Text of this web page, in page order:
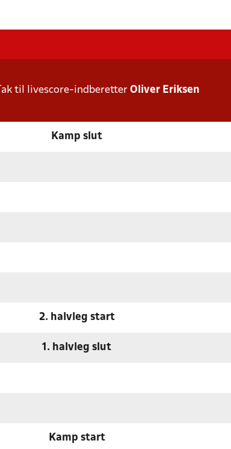
Tak til livescore-indberetter Oliver Eriksen
Kamp slut
2. halvleg start
1. halvleg slut
Kamp start